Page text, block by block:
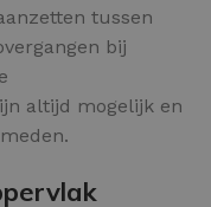
tussen
bij
altijd mogelijk en